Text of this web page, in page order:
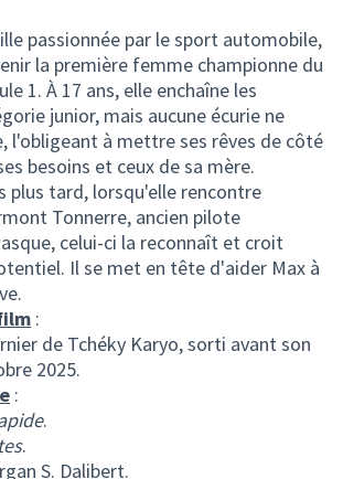
passionnée par le sport automobile,
la première femme championne du
1. À 17 ans, elle enchaîne les
junior, mais aucune écurie ne
l'obligeant à mettre ses rêves de côté
besoins et ceux de sa mère.
plus tard, lorsqu'elle rencontre
Tonnerre, ancien pilote
celui-ci la reconnaît et croit
Il se met en tête d'aider Max à
:
de Tchéky Karyo, sorti avant son
2025.
:
.
.
S. Dalibert.